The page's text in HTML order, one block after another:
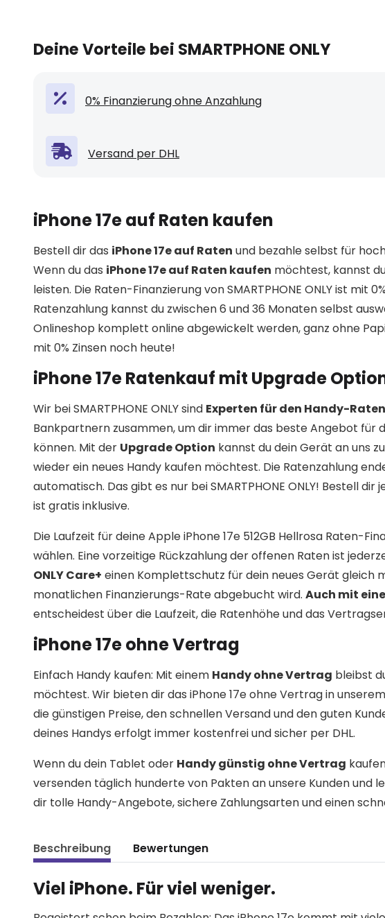
Deine Vorteile bei SMARTPHONE ONLY
0% Finanzierung ohne Anzahlung
Versand per DHL
iPhone 17e auf Raten kaufen
Bestell dir das iPhone 17e auf Raten und bezahle selbst für
Wenn du das iPhone 17e auf Raten kaufen möchtest, kannst
leisten. Die Raten-Finanzierung von SMARTPHONE ONLY ist mit
Ratenzahlung kannst du zwischen 6 und 36 Monaten selbst
Onlineshop komplett online abgewickelt werden, ganz ohne
mit 0% Zinsen noch heute!
iPhone 17e Ratenkauf mit Upgrade
Wir bei SMARTPHONE ONLY sind Experten für den Handy-
Bankpartnern zusammen, um dir immer das beste Angebot für
können. Mit der Upgrade Option kannst du dein Gerät an uns
wieder ein neues Handy kaufen möchtest. Die Ratenzahlung
automatisch. Das gibt es nur bei SMARTPHONE ONLY! Bestell
ist gratis inklusive.
Die Laufzeit für deine Apple iPhone 17e 512GB Hellrosa Raten-
wählen. Eine vorzeitige Rückzahlung der offenen Raten ist
ONLY Care+ einen Komplettschutz für dein neues Gerät gleich
monatlichen Finanzierungs-Rate abgebucht wird. Auch mit
entscheidest über die Laufzeit, die Ratenhöhe und das
iPhone 17e ohne Vertrag
Einfach Handy kaufen: Mit einem Handy ohne Vertrag bleibst
möchtest. Wir bieten dir das iPhone 17e ohne Vertrag in
die günstigen Preise, den schnellen Versand und den guten
deines Handys erfolgt immer kostenfrei und sicher per DHL.
Wenn du dein Tablet oder Handy günstig ohne Vertrag
versenden täglich hunderte von Pakten an unsere Kunden und
dir tolle Handy-Angebote, sichere Zahlungsarten und einen
Beschreibung Bewertungen
Viel iPhone. Für viel weniger.